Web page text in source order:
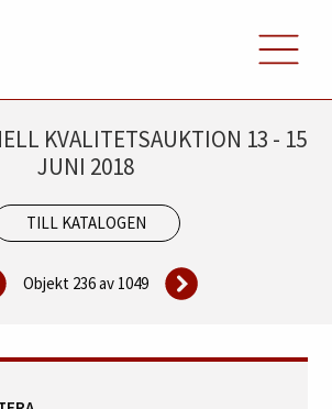
KVALITETSAUKTION 13 - 15
JUNI 2018
TILL KATALOGEN
Objekt 236 av 1049